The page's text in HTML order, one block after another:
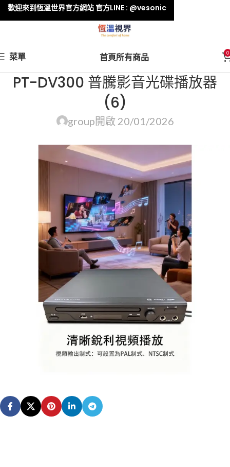
菜單 首頁所有商品 0
PT-DV300 普騰影音光碟播放器
(6)
group開啟 20/01/2026
歡迎來到恆溫世界官方網站 官方LINE : @vesonic